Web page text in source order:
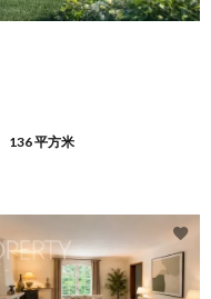
136 平方米